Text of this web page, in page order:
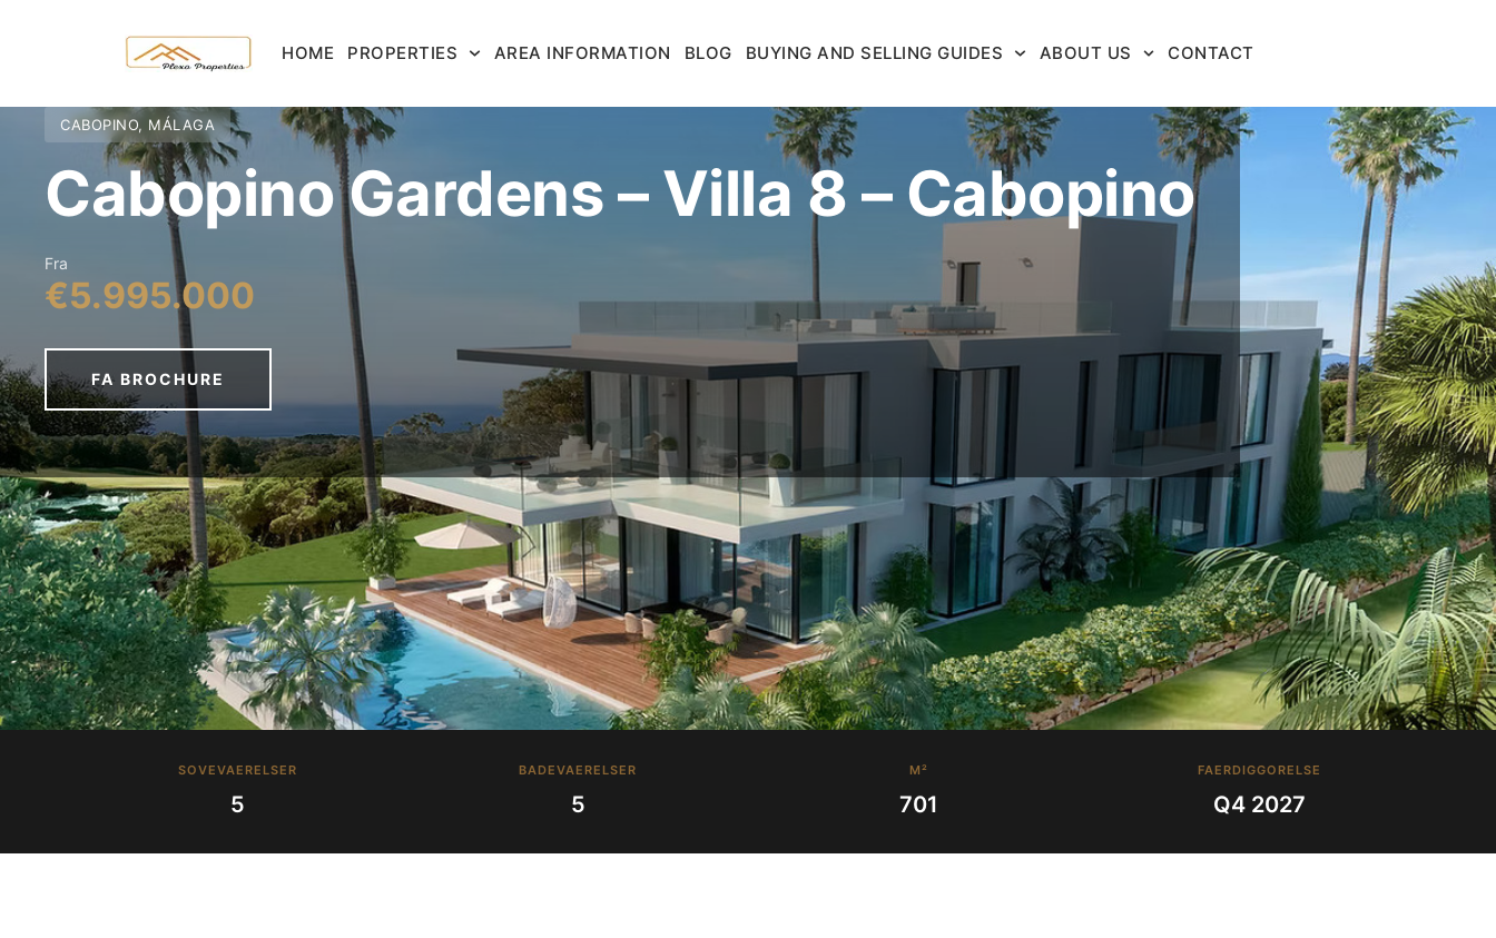
HOME PROPERTIES AREA INFORMATION BLOG BUYING AND SELLING GUIDES ABOUT US CONTACT
CABOPINO, MÁLAGA
Cabopino Gardens – Villa 8 – Cabopino
Fra
€5.995.000
FA BROCHURE
SOVEVAERELSER
5
BADEVAERELSER
5
M²
701
FAERDIGGORELSE
Q4 2027